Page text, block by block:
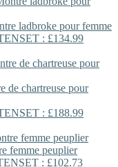
ladbroke pour femme
: £134.99
de chartreuse pour
: £188.99
femme peuplier
: £102.73